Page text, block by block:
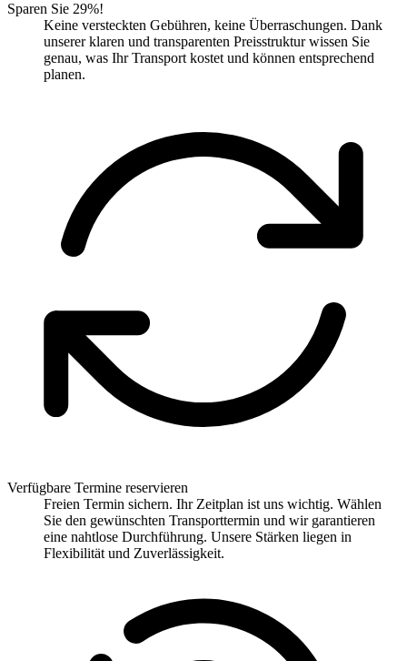
Sparen Sie 29%!
Keine versteckten Gebühren, keine Überraschungen. Dank
unserer klaren und transparenten Preisstruktur wissen Sie
genau, was Ihr Transport kostet und können entsprechend
planen.
Verfügbare Termine reservieren
Freien Termin sichern. Ihr Zeitplan ist uns wichtig. Wählen
Sie den gewünschten Transporttermin und wir garantieren
eine nahtlose Durchführung. Unsere Stärken liegen in
Flexibilität und Zuverlässigkeit.